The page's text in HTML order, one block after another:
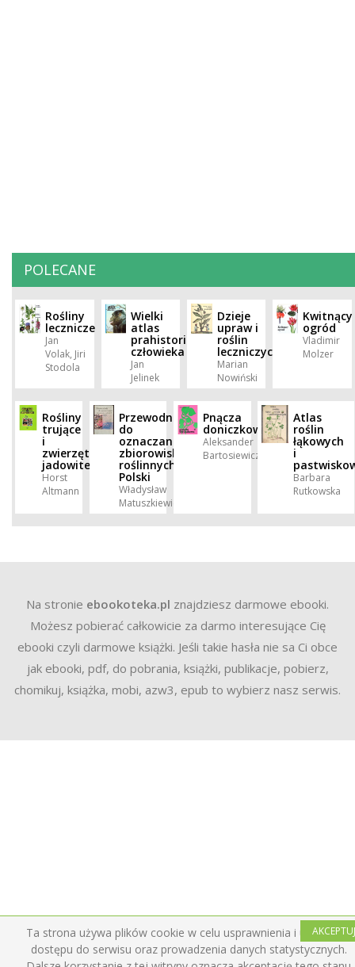
Ta strona używa plików cookie w celu usprawnienia i ułatwienia
dostępu do serwisu oraz prowadzenia danych statystycznych.
POLECANE
Rośliny
lecznicze
Jan
Volak, Jiri
Stodola
Wielki
atlas
prahistorii
człowieka
Jan
Jelinek
Dzieje
upraw i
roślin
leczniczych
Marian
Nowiński
Kwitnący
ogród
Vladimir
Molzer
Rośliny
trujące
i
zwierzęta
jadowite
Horst
Altmann
Przewodnik
do
oznaczania
zbiorowisk
roślinnych
Polski
Władysław
Matuszkiewicz
Pnącza
doniczkowe
Aleksander
Bartosiewicz
Atlas
roślin
łąkowych
i
Barbara
Rutkowska
Na stronie ebookoteka.pl znajdziesz darmowe ebooki.
Możesz pobierać całkowicie za darmo interesujące Cię
ebooki czyli darmowe książki. Jeśli takie hasła nie sa Ci obce
jak ebooki, pdf, do pobrania, książki, publikacje, pobierz,
chomikuj, książka, mobi, azw3, epub to wybierz nasz serwis.